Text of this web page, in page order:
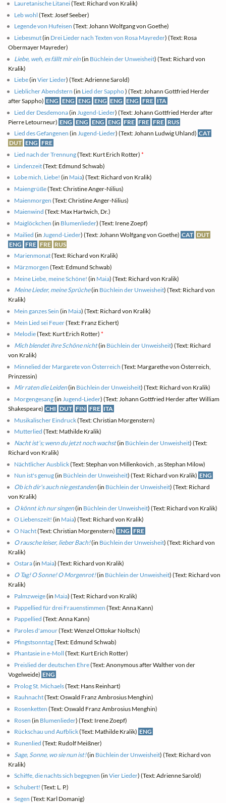
Lauretanische Litanei(Text: Richard von Kralik)
Leb wohl (Text: Josef Seeber)
Legende von Hufeisen (Text: Johann Wolfgang von Goethe)
Liebesmut(in Drei Lieder nach Texten von Rosa Mayreder) (Text: Rosa
Obermayer Mayreder)
Liebe, weh, es fällt mir ein(in Büchlein der Unweisheit) (Text: Richard von
Kralik)
Liebe(inVier Lieder) (Text: Adrienne Sarold)
Lieblicher Abendstern (in Lied der Sappho) (Text: Johann Gottfried Herder
after Sappho) ENG ENG ENG ENG ENG ENG FRE ITA
Lied der Desdemona(in Jugend-Lieder) (Text: Johann Gottfried Herder after
Pierre Letourneur) ENG ENG ENG ENG FRE FRE FRE RUS
Lied des Gefangenen (inJugend-Lieder) (Text: Johann Ludwig Uhland) CAT
DUT ENG FRE
Lied nach der Trennung(Text: Kurt Erich Rotter)*
Lindenzeit(Text: Edmund Schwab)
Lobe mich, Liebe! (in Maia) (Text: Richard von Kralik)
Maiengrüße(Text: Christine Anger-Nilius)
Maienmorgen (Text: Christine Anger-Nilius)
Maienwind (Text: Max Hartwich, Dr.)
Maiglöckchen (in Blumenlieder) (Text: Irene Zoepf)
Mailied (in Jugend-Lieder) (Text: Johann Wolfgang von Goethe) CAT DUT
ENG FRE FRE RUS
Marienmonat(Text: Richard von Kralik)
Märzmorgen (Text: Edmund Schwab)
Meine Liebe, meine Schöne! (in Maia) (Text: Richard von Kralik)
Meine Lieder, meine Sprüche(in Büchlein der Unweisheit) (Text: Richard von
Kralik)
Mein ganzes Sein (in Maia) (Text: Richard von Kralik)
Mein Lied sei Feuer(Text: Franz Eichert)
Melodie(Text: Kurt Erich Rotter)*
Mich blendet ihre Schöne nicht(in Büchlein der Unweisheit) (Text: Richard
von Kralik)
Minnelied der Margarete von Österreich (Text: Margarethe von Österreich,
Prinzessin)
Mir raten die Leiden(in Büchlein der Unweisheit) (Text: Richard von Kralik)
Morgengesang(inJugend-Lieder) (Text: Johann Gottfried Herder after William
Shakespeare) CHI DUT FIN FRE ITA
Musikalischer Eindruck(Text: Christian Morgenstern)
Mutterlied (Text: Mathilde Kralik)
Nacht ist’s; wenn du jetzt noch wachst(in Büchlein der Unweisheit) (Text:
Richard von Kralik)
Nächtlicher Ausblick(Text: Stephan von Millenkovich , as Stephan Milow)
Nun ist's genug(in Büchlein der Unweisheit) (Text: Richard von Kralik) ENG
Ob ich dir's auch nie gestanden(in Büchlein der Unweisheit) (Text: Richard
von Kralik)
O könnt ich nur singen(in Büchlein der Unweisheit) (Text: Richard von Kralik)
O Liebenszeit! (in Maia) (Text: Richard von Kralik)
O Nacht(Text: Christian Morgenstern) ENG FRE
O rausche leiser, lieber Bach!(in Büchlein der Unweisheit) (Text: Richard von
Kralik)
Ostara(in Maia) (Text: Richard von Kralik)
O Tag! O Sonne! O Morgenrot!(in Büchlein der Unweisheit) (Text: Richard von
Kralik)
Palmzweige(in Maia) (Text: Richard von Kralik)
Pappellied für drei Frauenstimmen (Text: Anna Kann)
Pappellied (Text: Anna Kann)
Paroles d'amour(Text: Wenzel Ottokar Noltsch)
Pfingstsonntag(Text: Edmund Schwab)
Phantasie in e-Moll (Text: Kurt Erich Rotter)
Preislied der deutschen Ehre(Text: Anonymous after Walther von der
Vogelweide) ENG
Prolog St. Michaels(Text: Hans Reinhart)
Rauhnacht(Text: Oswald Franz Ambrosius Menghin)
Rosenketten (Text: Oswald Franz Ambrosius Menghin)
Rosen (in Blumenlieder) (Text: Irene Zoepf)
Rückschau und Aufblick(Text: Mathilde Kralik) ENG
Runenlied (Text: Rudolf Meißner)
Sage, Sonne, wo sie nun ist!(in Büchlein der Unweisheit) (Text: Richard von
Kralik)
Schiffe, die nachts sich begegnen (inVier Lieder) (Text: Adrienne Sarold)
Schubert! (Text: L. P.)
Segen (Text: Karl Domanig)